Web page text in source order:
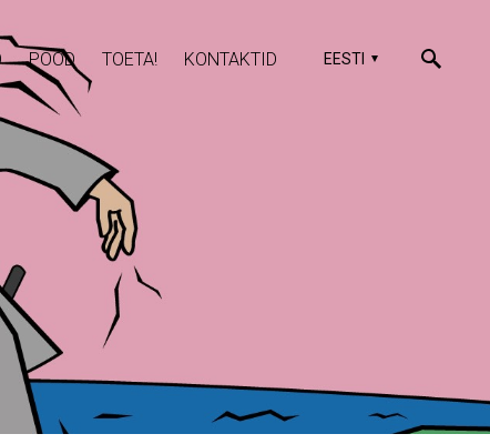
POOD TOETA! KONTAKTID EESTI